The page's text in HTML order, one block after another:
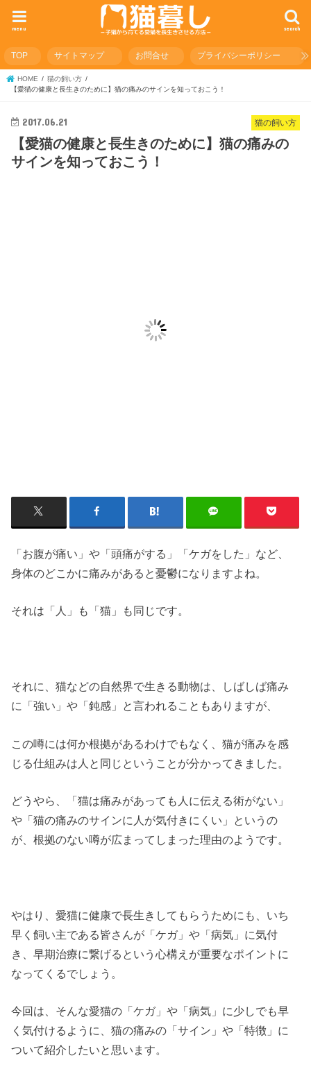
search
menu
TOP サイトマップ お問合せ プライバシーポリシー
HOME
猫の飼い方
【愛猫の健康と長生きのために】猫の痛みのサインを知っておこう！
猫の飼い方
2017.06.21
【愛猫の健康と長生きのために】猫の痛みの
サインを知っておこう！
「お腹が痛い」や「頭痛がする」「ケガをした」など、
身体のどこかに痛みがあると憂鬱になりますよね。
それは「人」も「猫」も同じです。
それに、猫などの自然界で生きる動物は、しばしば痛み
に「強い」や「鈍感」と言われることもありますが、
この噂には何か根拠があるわけでもなく、猫が痛みを感
じる仕組みは人と同じということが分かってきました。
どうやら、「猫は痛みがあっても人に伝える術がない」
や「猫の痛みのサインに人が気付きにくい」というの
が、根拠のない噂が広まってしまった理由のようです。
やはり、愛猫に健康で長生きしてもらうためにも、いち
早く飼い主である皆さんが「ケガ」や「病気」に気付
き、早期治療に繋げるという心構えが重要なポイントに
なってくるでしょう。
今回は、そんな愛猫の「ケガ」や「病気」に少しでも早
く気付けるように、猫の痛みの「サイン」や「特徴」に
ついて紹介したいと思います。